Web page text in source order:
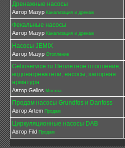
Дренажные насосы
Автор Мазур Канализация и дренаж
Фекальные насосы
Автор Мазур Канализация и дренаж
Насосы JEMIX
Автор Мазур Отопление
Gelioservice.ru Пеллетное отопление,
водонагреватели, насосы, запорная
арматура
Автор Gelios Москва
Продам насосы Grundfos и Danfoss
Автор Artem Продам
Циркуляционные насосы DAB
Автор Fild Продам